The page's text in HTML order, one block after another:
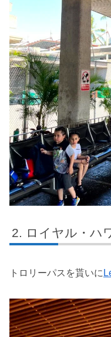
ロイヤル・ハ
トロリーパスを貰いに